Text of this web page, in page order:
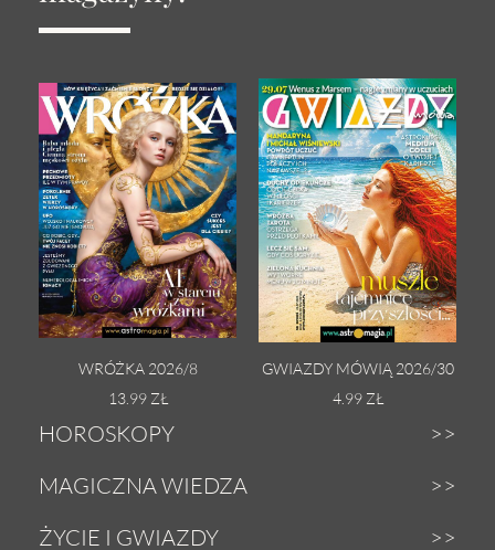
WRÓŻKA 2026/8
13.99 ZŁ
GWIAZDY MÓWIĄ 2026/30
4.99 ZŁ
HOROSKOPY
Dzienny
Tygodniowy
MAGICZNA WIEDZA
Zodiak
ŻYCIE I GWIAZDY